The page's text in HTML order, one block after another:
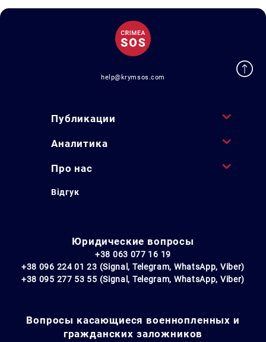
help@krymsos.com
Публикации
Аналитика
Про нас
Відгук
Юридические вопросы
+38 063 077 16 19
+38 096 224 01 23 (Signal, Telegram, WhatsApp, Viber)
+38 095 277 53 55 (Signal, Telegram, WhatsApp, Viber)
Вопросы касающиеся военнопленных и
гражданских заложников